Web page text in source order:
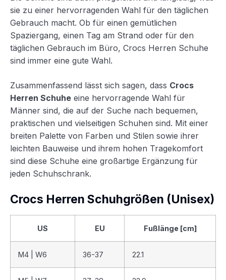
sie zu einer hervorragenden Wahl für den täglichen
Gebrauch macht. Ob für einen gemütlichen
Spaziergang, einen Tag am Strand oder für den
täglichen Gebrauch im Büro, Crocs Herren Schuhe
sind immer eine gute Wahl.
Zusammenfassend lässt sich sagen, dass Crocs
Herren Schuhe eine hervorragende Wahl für
Männer sind, die auf der Suche nach bequemen,
praktischen und vielseitigen Schuhen sind. Mit einer
breiten Palette von Farben und Stilen sowie ihrer
leichten Bauweise und ihrem hohen Tragekomfort
sind diese Schuhe eine großartige Ergänzung für
jeden Schuhschrank.
Crocs Herren Schuhgrößen (Unisex)
US EU Fußlänge [cm]
M4 | W6 36-37 22.1